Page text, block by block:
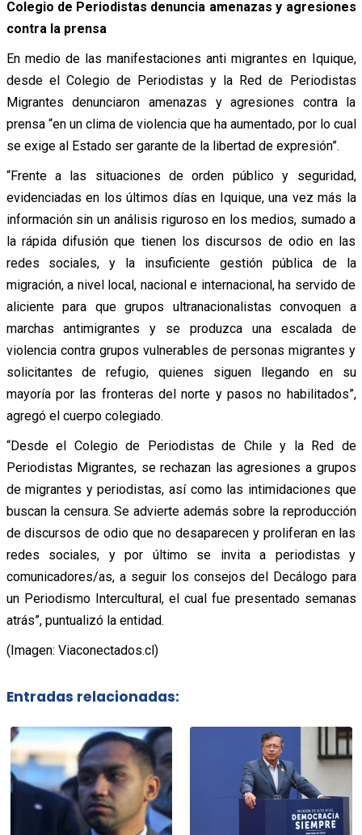
Colegio de Periodistas denuncia amenazas y agresiones
contra la prensa
En medio de las manifestaciones anti migrantes en Iquique,
desde el Colegio de Periodistas y la Red de Periodistas
Migrantes denunciaron amenazas y agresiones contra la
prensa “en un clima de violencia que ha aumentado, por lo cual
se exige al Estado ser garante de la libertad de expresión”.
“Frente a las situaciones de orden público y seguridad,
evidenciadas en los últimos días en Iquique, una vez más la
información sin un análisis riguroso en los medios, sumado a
la rápida difusión que tienen los discursos de odio en las
redes sociales, y la insuficiente gestión pública de la
migración, a nivel local, nacional e internacional, ha servido de
aliciente para que grupos ultranacionalistas convoquen a
marchas antimigrantes y se produzca una escalada de
violencia contra grupos vulnerables de personas migrantes y
solicitantes de refugio, quienes siguen llegando en su
mayoría por las fronteras del norte y pasos no habilitados”,
agregó el cuerpo colegiado.
“Desde el Colegio de Periodistas de Chile y la Red de
Periodistas Migrantes, se rechazan las agresiones a grupos
de migrantes y periodistas, así como las intimidaciones que
buscan la censura. Se advierte además sobre la reproducción
de discursos de odio que no desaparecen y proliferan en las
redes sociales, y por último se invita a periodistas y
comunicadores/as, a seguir los consejos del Decálogo para
un Periodismo Intercultural, el cual fue presentado semanas
atrás”, puntualizó la entidad.
(Imagen: Viaconectados.cl)
Entradas relacionadas: